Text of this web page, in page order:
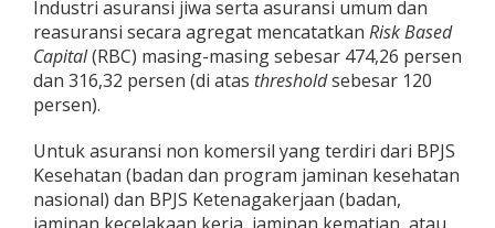
Industri asuransi jiwa serta asuransi umum dan
reasuransi secara agregat mencatatkan Risk Based
Capital(RBC) masing-masing sebesar 474,26 persen
dan 316,32 persen (di atas thresholdsebesar 120
persen).
Untuk asuransi non komersil yang terdiri dari BPJS
Kesehatan (badan dan program jaminan kesehatan
nasional) dan BPJS Ketenagakerjaan (badan,